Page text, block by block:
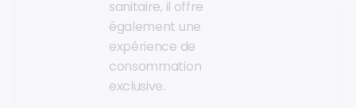
sanitaire, il offre
également une
expérience de
consommation
exclusive.